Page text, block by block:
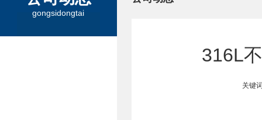
gongsidongtai
316L
关键